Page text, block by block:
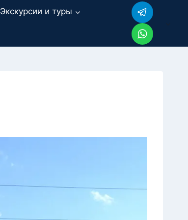
Экскурсии и туры